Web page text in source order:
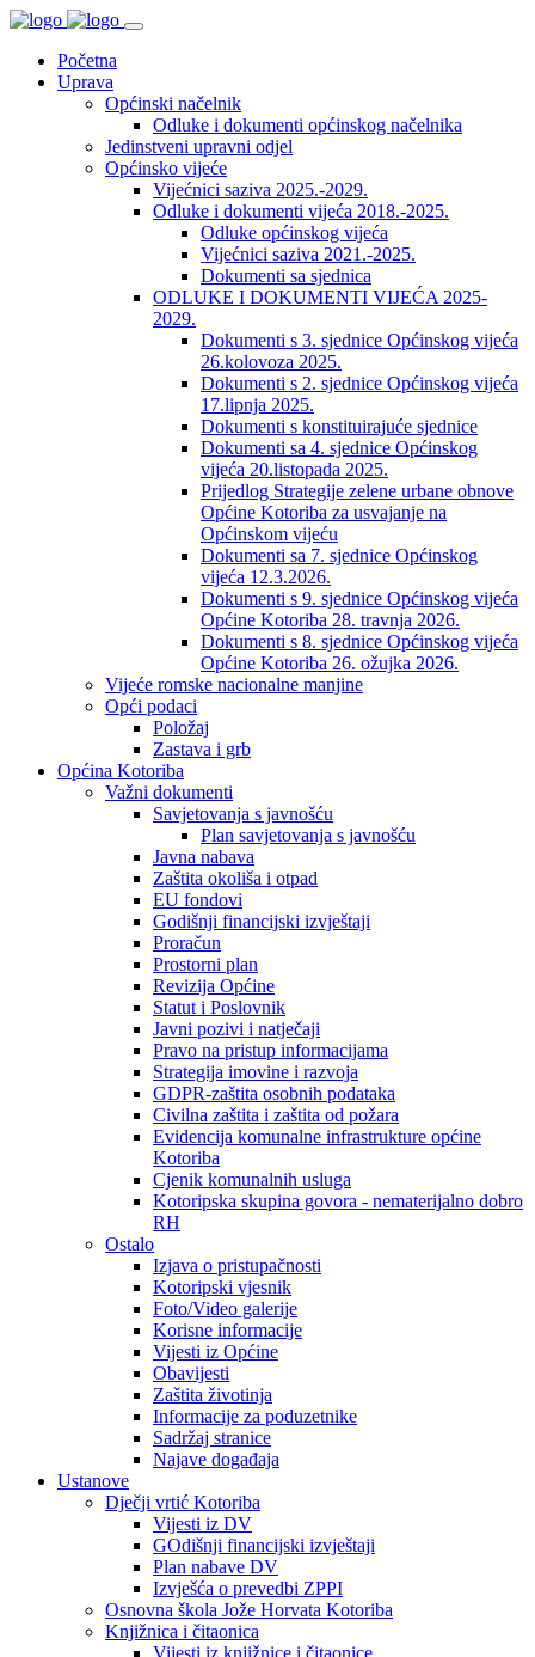
Početna
Uprava
Općinski načelnik
Odluke i dokumenti općinskog načelnika
Jedinstveni upravni odjel
Općinsko vijeće
Vijećnici saziva 2025.-2029.
Odluke i dokumenti vijeća 2018.-2025.
Odluke općinskog vijeća
Vijećnici saziva 2021.-2025.
Dokumenti sa sjednica
ODLUKE I DOKUMENTI VIJEĆA 2025-
2029.
Dokumenti s 3. sjednice Općinskog vijeća
26.kolovoza 2025.
Dokumenti s 2. sjednice Općinskog vijeća
17.lipnja 2025.
Dokumenti s konstituirajuće sjednice
Dokumenti sa 4. sjednice Općinskog
vijeća 20.listopada 2025.
Prijedlog Strategije zelene urbane obnove
Općine Kotoriba za usvajanje na
Općinskom vijeću
Dokumenti sa 7. sjednice Općinskog
vijeća 12.3.2026.
Dokumenti s 9. sjednice Općinskog vijeća
Općine Kotoriba 28. travnja 2026.
Dokumenti s 8. sjednice Općinskog vijeća
Općine Kotoriba 26. ožujka 2026.
Vijeće romske nacionalne manjine
Opći podaci
Položaj
Zastava i grb
Općina Kotoriba
Važni dokumenti
Savjetovanja s javnošću
Plan savjetovanja s javnošću
Javna nabava
Zaštita okoliša i otpad
EU fondovi
Godišnji financijski izvještaji
Proračun
Prostorni plan
Revizija Općine
Statut i Poslovnik
Javni pozivi i natječaji
Pravo na pristup informacijama
Strategija imovine i razvoja
GDPR-zaštita osobnih podataka
Civilna zaštita i zaštita od požara
Evidencija komunalne infrastrukture općine
Kotoriba
Cjenik komunalnih usluga
Kotoripska skupina govora - nematerijalno dobro
RH
Ostalo
Izjava o pristupačnosti
Kotoripski vjesnik
Foto/Video galerije
Korisne informacije
Vijesti iz Općine
Obavijesti
Zaštita životinja
Informacije za poduzetnike
Sadržaj stranice
Najave događaja
Ustanove
Dječji vrtić Kotoriba
Vijesti iz DV
GOdišnji financijski izvještaji
Plan nabave DV
Izvješća o prevedbi ZPPI
Osnovna škola Jože Horvata Kotoriba
Knjižnica i čitaonica
Vijesti iz knjižnice i čitaonice